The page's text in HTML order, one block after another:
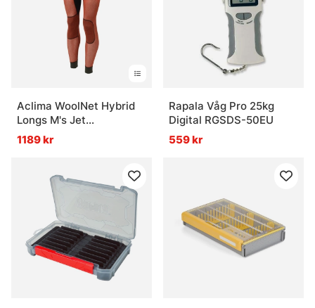
Aclima WoolNet Hybrid
Longs M's Jet
Black/Tarmac/Gold
Flame
1189 kr
Rapala Våg Pro 25kg
Digital RGSDS-50EU
559 kr